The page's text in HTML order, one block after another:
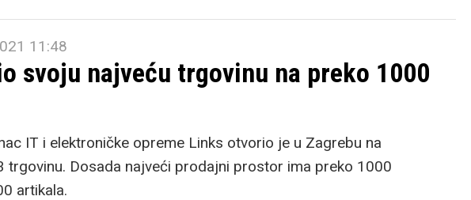
11:48
svoju najveću trgovinu na preko 1000
IT i elektroničke opreme Links otvorio je u Zagrebu na
trgovinu. Dosada najveći prodajni prostor ima preko 1000
artikala.